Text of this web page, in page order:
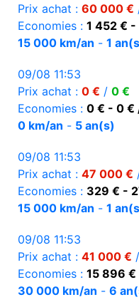
Prix achat : 60 000 €
Economies : 1 452 € -
15 000 km/an - 1
09/08 11:53
Prix achat : 0 € / 0 €
Economies : 0 € - 0 €
0 km/an - 5 an(s)
09/08 11:53
Prix achat : 47 000 €
Economies : 329 € -
15 000 km/an - 1
09/08 11:53
Prix achat : 41 000 € /
Economies : 15 896 €
30 000 km/an - 6